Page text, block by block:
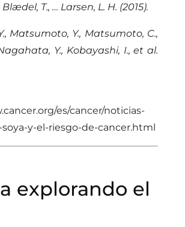
T., … Larsen, L. H. (2015).
Matsumoto, Y., Matsumoto, C.,
Y., Kobayashi, I., et al.
es/cancer/noticias-
y-el-riesgo-de-cancer.html
explorando el